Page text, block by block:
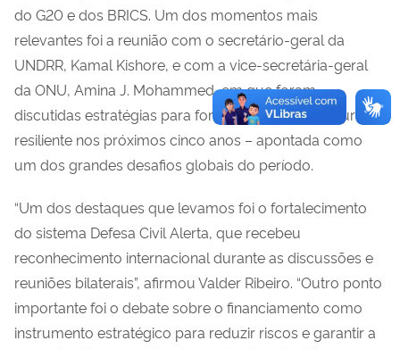
do G20 e dos BRICS. Um dos momentos mais
relevantes foi a reunião com o secretário-geral da
UNDRR, Kamal Kishore, e com a vice-secretária-geral
da ONU, Amina J. Mohammed, em que foram
discutidas estratégias para fortalecer a infraestrutura
resiliente nos próximos cinco anos – apontada como
um dos grandes desafios globais do período.
“Um dos destaques que levamos foi o fortalecimento
do sistema Defesa Civil Alerta, que recebeu
reconhecimento internacional durante as discussões e
reuniões bilaterais”, afirmou Valder Ribeiro. “Outro ponto
importante foi o debate sobre o financiamento como
instrumento estratégico para reduzir riscos e garantir a